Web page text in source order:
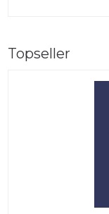
Topseller